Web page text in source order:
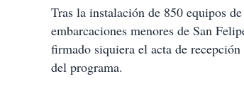
Tras la instalación de 850 equipos
embarcaciones menores de San
firmado siquiera el acta de
del programa.